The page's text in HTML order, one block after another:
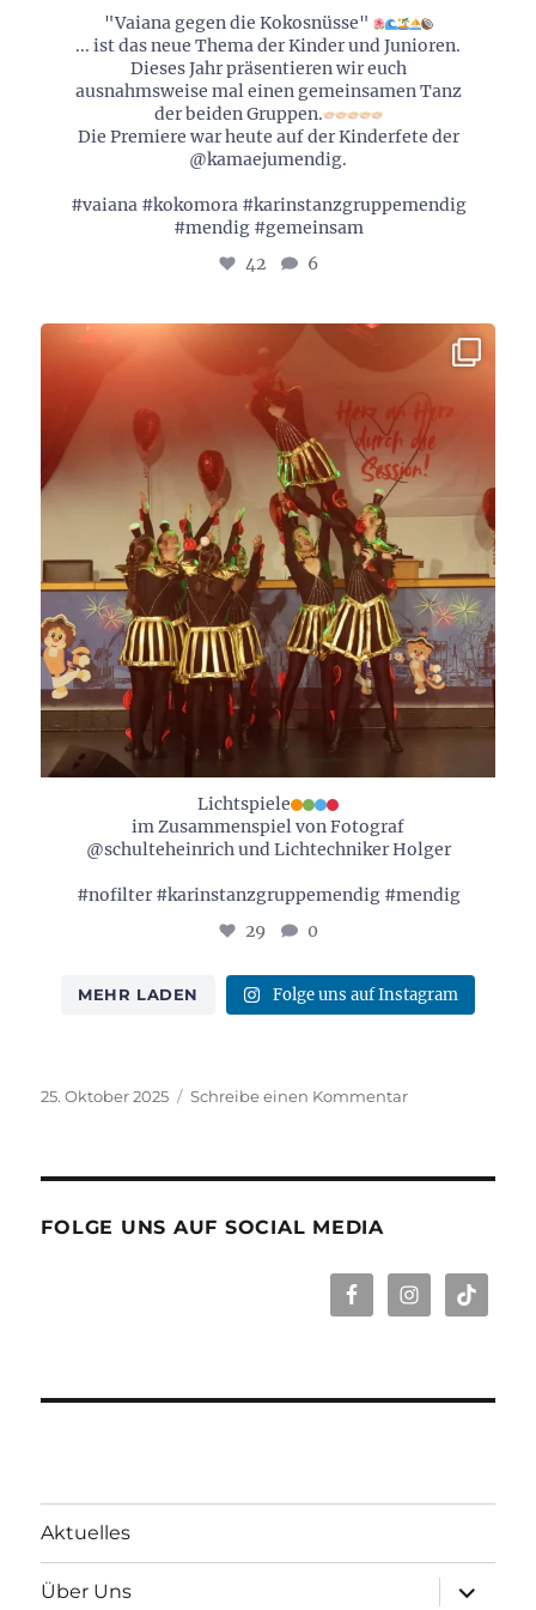
"Vaiana gegen die Kokosnüsse"
... ist das neue Thema der Kinder und Junioren.
Dieses Jahr präsentieren wir euch
ausnahmsweise mal einen gemeinsamen Tanz
der beiden Gruppen.
Die Premiere war heute auf der Kinderfete der
@kamaejumendig.
#vaiana #kokomora #karinstanzgruppemendig
#mendig #gemeinsam
42
6
Lichtspiele
im Zusammenspiel von Fotograf
@schulteheinrich und Lichtechniker Holger
#nofilter #karinstanzgruppemendig #mendig
29
0
MEHR LADEN Folge uns auf Instagram
Veröffentlicht
25. Oktober 2025 Schreibe einen Kommentarzu
FOLGE UNS AUF SOCIAL MEDIA
Aktuelles
Über Uns
öffnen